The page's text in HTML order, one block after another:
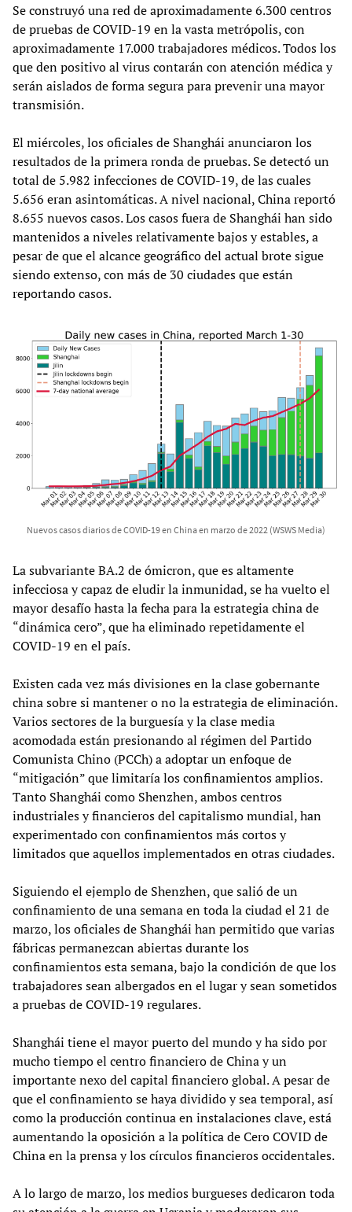
Se construyó una red de aproximadamente 6.300 centros
de pruebas de COVID-19 en la vasta metrópolis, con
aproximadamente 17.000 trabajadores médicos. Todos los
que den positivo al virus contarán con atención médica y
serán aislados de forma segura para prevenir una mayor
transmisión.
El miércoles, los oficiales de Shanghái anunciaron los
resultados de la primera ronda de pruebas. Se detectó un
total de 5.982 infecciones de COVID-19, de las cuales
5.656 eran asintomáticas. A nivel nacional, China reportó
8.655 nuevos casos. Los casos fuera de Shanghái han sido
mantenidos a niveles relativamente bajos y estables, a
pesar de que el alcance geográfico del actual brote sigue
siendo extenso, con más de 30 ciudades que están
reportando casos.
Nuevos casos diarios de COVID-19 en China en marzo de 2022 (WSWS Media)
La subvariante BA.2 de ómicron, que es altamente
infecciosa y capaz de eludir la inmunidad, se ha vuelto el
mayor desafío hasta la fecha para la estrategia china de
“dinámica cero”, que ha eliminado repetidamente el
COVID-19 en el país.
Existen cada vez más divisiones en la clase gobernante
china sobre si mantener o no la estrategia de eliminación.
Varios sectores de la burguesía y la clase media
acomodada están presionando al régimen del Partido
Comunista Chino (PCCh) a adoptar un enfoque de
“mitigación” que limitaría los confinamientos amplios.
Tanto Shanghái como Shenzhen, ambos centros
industriales y financieros del capitalismo mundial, han
experimentado con confinamientos más cortos y
limitados que aquellos implementados en otras ciudades.
Siguiendo el ejemplo de Shenzhen, que salió de un
confinamiento de una semana en toda la ciudad el 21 de
marzo, los oficiales de Shanghái han permitido que varias
fábricas permanezcan abiertas durante los
confinamientos esta semana, bajo la condición de que los
trabajadores sean albergados en el lugar y sean sometidos
a pruebas de COVID-19 regulares.
Shanghái tiene el mayor puerto del mundo y ha sido por
mucho tiempo el centro financiero de China y un
importante nexo del capital financiero global. A pesar de
que el confinamiento se haya dividido y sea temporal, así
como la producción continua en instalaciones clave, está
aumentando la oposición a la política de Cero COVID de
China en la prensa y los círculos financieros occidentales.
A lo largo de marzo, los medios burgueses dedicaron toda